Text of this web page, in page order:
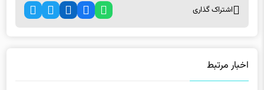
اشتراک گذاری
اخبار مرتبط